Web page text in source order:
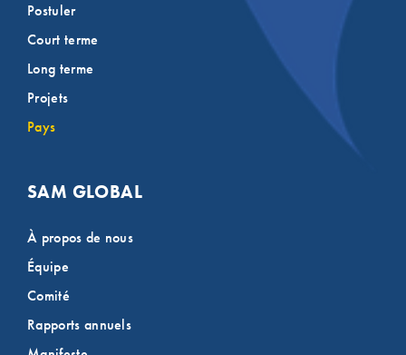
Postuler
Court terme
Long terme
Projets
Pays
SAM GLOBAL
À propos de nous
Équipe
Comité
Rapports annuels